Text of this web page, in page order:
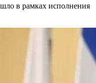
в рамках исполнения